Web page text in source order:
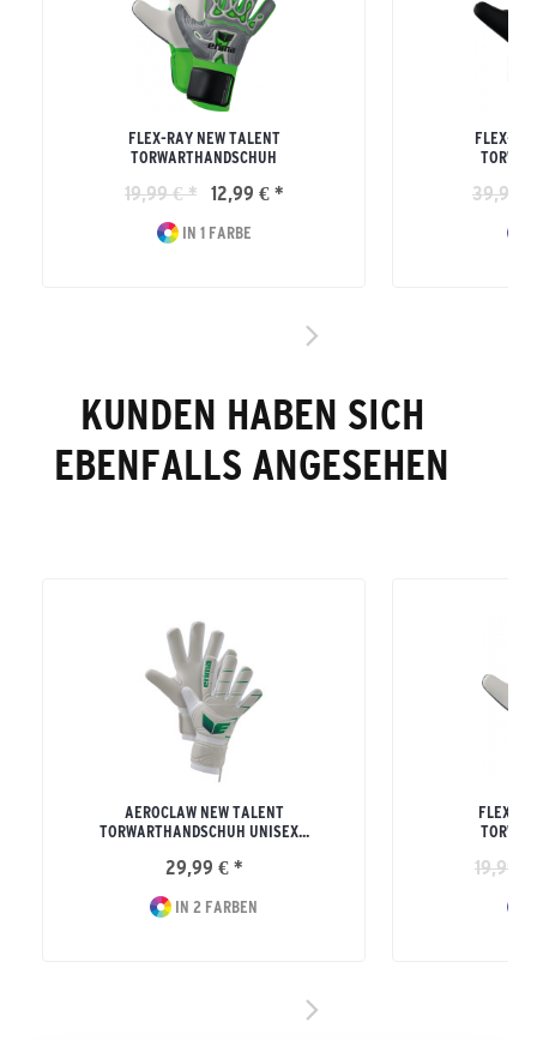
FLEX-RAY NEW TALENT
TORWARTHANDSCHUH
19,99 € * 12,99 € *
IN 1 FARBE
FLEX-
39,99
KUNDEN HABEN SICH
EBENFALLS ANGESEHEN
AEROCLAW NEW TALENT
TORWARTHANDSCHUH UNISEX...
29,99 € *
IN 2 FARBEN
FLEX-
19,99